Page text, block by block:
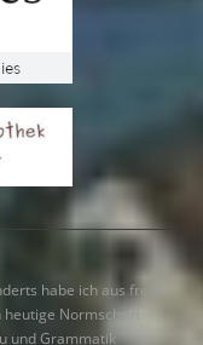
habe ich aus freien
Normschrift
und Grammatik